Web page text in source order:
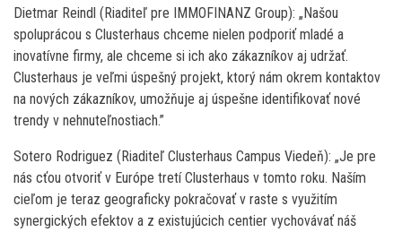
Dietmar Reindl (Riaditeľ pre IMMOFINANZ Group): „Našou
spoluprácou s Clusterhaus chceme nielen podporiť mladé a
inovatívne firmy, ale chceme si ich ako zákazníkov aj udržať.
Clusterhaus je veľmi úspešný projekt, ktorý nám okrem kontaktov
na nových zákazníkov, umožňuje aj úspešne identifikovať nové
trendy v nehnuteľnostiach.”
Sotero Rodriguez (Riaditeľ Clusterhaus Campus Viedeň): „Je pre
nás cťou otvoriť v Európe tretí Clusterhaus v tomto roku. Naším
cieľom je teraz geograficky pokračovať v raste s využitím
synergických efektov a z existujúcich centier vychovávať náš